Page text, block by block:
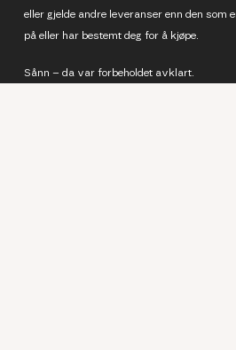
eller gjelde andre leveranser enn den som
på eller har bestemt deg for å kjøpe.
Sånn – da var forbeholdet avklart.